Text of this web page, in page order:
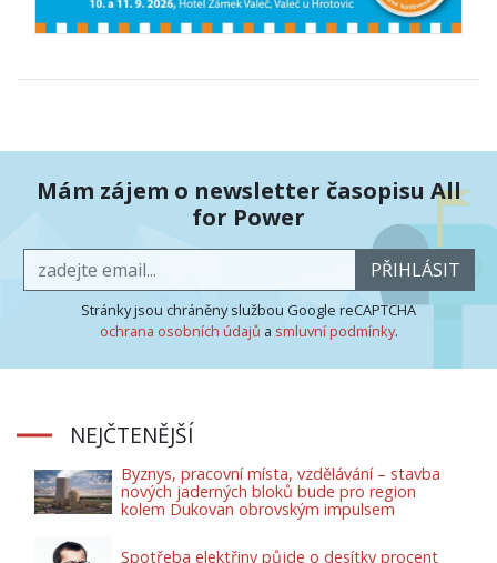
Mám zájem o newsletter časopisu All
for Power
PŘIHLÁSIT
Stránky jsou chráněny službou Google reCAPTCHA
ochrana osobních údajů a smluvní podmínky.
NEJČTENĚJŠÍ
Byznys, pracovní místa, vzdělávání – stavba
nových jaderných bloků bude pro region
kolem Dukovan obrovským impulsem
Spotřeba elektřiny půjde o desítky procent